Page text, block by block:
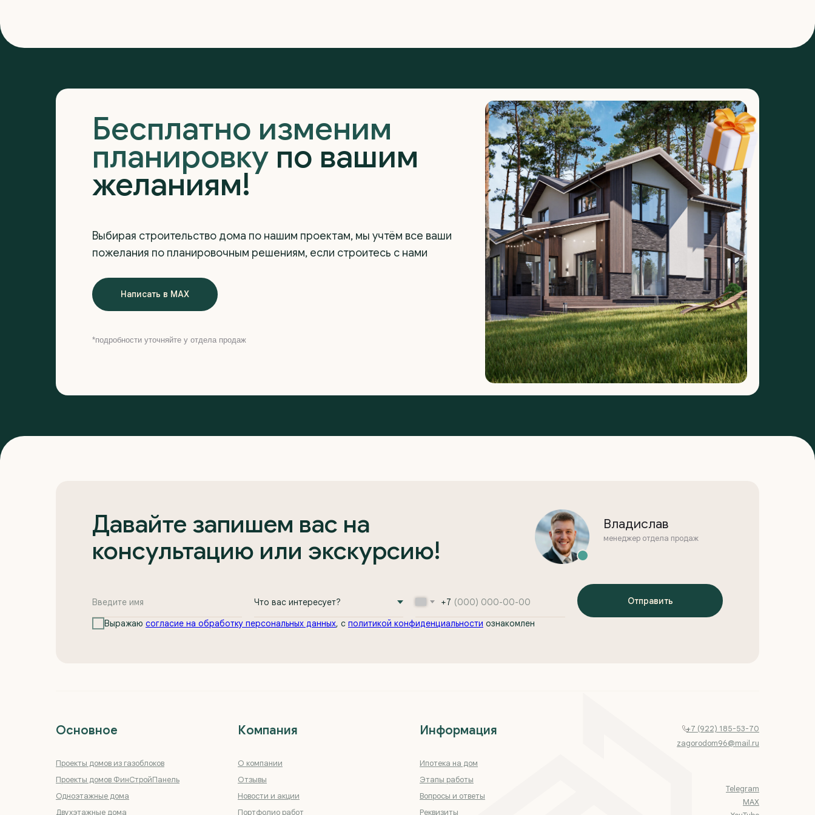
Бесплатно изменим
планировку по вашим
желаниям!
Выбирая строительство дома по нашим проектам, мы учтём все ваши
пожелания по планировочным решениям, если строитесь с нами
*подробности уточняйте у отдела продаж
Написать в MAX
Давайте запишем вас на
консультацию или экскурсию!
+7
Выражаю согласие на обработку персональных данных, с политикой конфиденциальности ознакомлен
Отправить
Владислав
менеджер отдела продаж
Основное
Проекты домов из газоблоков
Проекты домов ФинСтройПанель
Одноэтажные дома
Компания
О компании
Отзывы
Новости и акции
Двухэтажные дома
Информация
Ипотека на дом
Этапы работы
Вопросы и ответы
Реквизиты
+7 (922) 185-53-70
zagorodom96@mail.ru
Telegram
MAX
Портфолио работ